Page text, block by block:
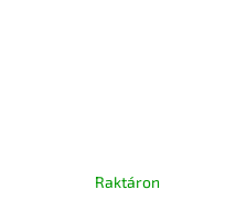
Raktáron